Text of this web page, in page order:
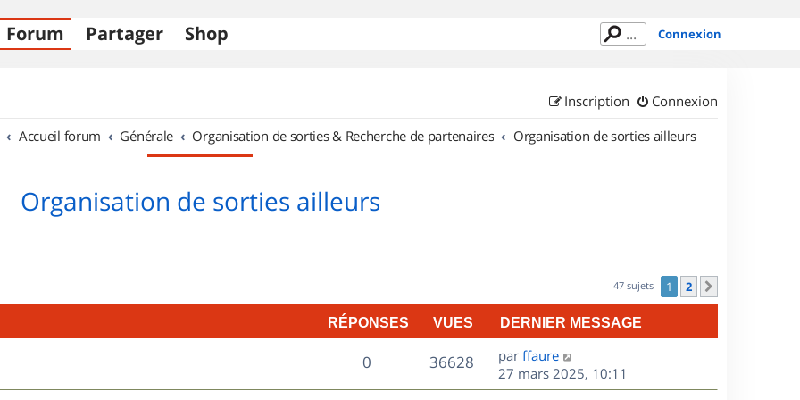
Forum Partager Shop Connexion
Connexion
Inscription
Accueil forum Générale Organisation de sorties & Recherche de partenaires Organisation de sorties ailleurs
Organisation de sorties ailleurs
47 sujets 1 2
RÉPONSES VUES DERNIER MESSAGE
0R
é
36628V
u
D
e
r
par ffaure
27 mars 2025, 10:11